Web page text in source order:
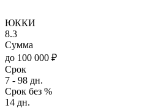
ЮККИ
8.3
Сумма
до 100 000 ₽
Срок
7 - 98 дн.
Срок без %
14 дн.